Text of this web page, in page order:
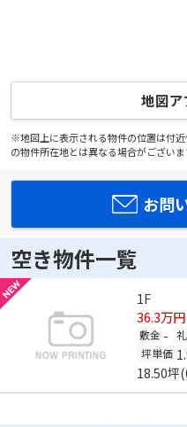
地図ア
※地図上に表示される物件の位置は付
の物件所在地とは異なる場合がございま
お問
空き物件一覧
1F
36.3万円
敷金 -
坪単価
18.50坪